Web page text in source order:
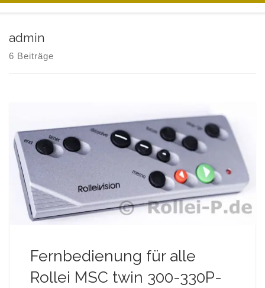
admin
6 Beiträge
Fernbedienung für alle
Rollei MSC twin 300-330P-